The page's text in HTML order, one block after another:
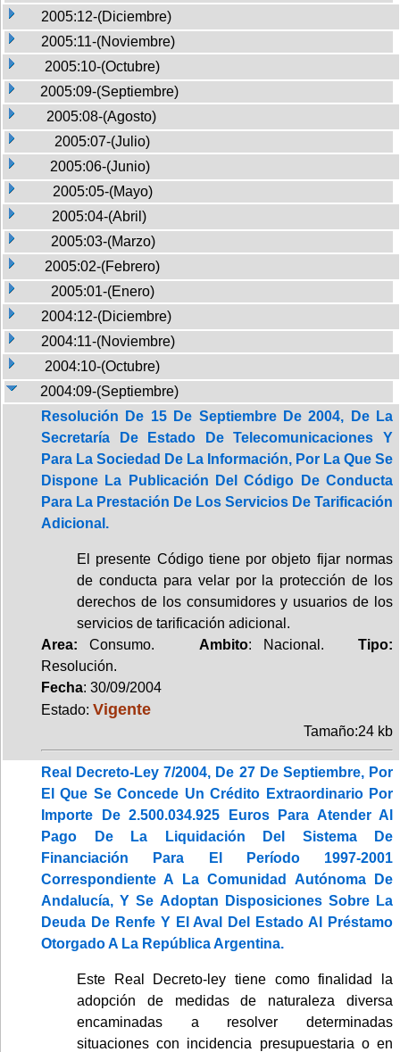
2005:12-(Diciembre)
2005:11-(Noviembre)
2005:10-(Octubre)
2005:09-(Septiembre)
2005:08-(Agosto)
2005:07-(Julio)
2005:06-(Junio)
2005:05-(Mayo)
2005:04-(Abril)
2005:03-(Marzo)
2005:02-(Febrero)
2005:01-(Enero)
2004:12-(Diciembre)
2004:11-(Noviembre)
2004:10-(Octubre)
2004:09-(Septiembre)
Resolución De 15 De Septiembre De 2004, De La
Secretaría De Estado De Telecomunicaciones Y
Para La Sociedad De La Información, Por La Que Se
Dispone La Publicación Del Código De Conducta
Para La Prestación De Los Servicios De Tarificación
Adicional.
El presente Código tiene por objeto fijar normas
de conducta para velar por la protección de los
derechos de los consumidores y usuarios de los
servicios de tarificación adicional.
Area: Consumo. Ambito: Nacional.Tipo:
Resolución.
Fecha: 30/09/2004
Estado: Vigente
Tamaño:24 kb
Real Decreto-Ley 7/2004, De 27 De Septiembre, Por
El Que Se Concede Un Crédito Extraordinario Por
Importe De 2.500.034.925 Euros Para Atender Al
Pago De La Liquidación Del Sistema De
Financiación Para El Período 1997-2001
Correspondiente A La Comunidad Autónoma De
Andalucía, Y Se Adoptan Disposiciones Sobre La
Deuda De Renfe Y El Aval Del Estado Al Préstamo
Otorgado A La República Argentina.
Este Real Decreto-ley tiene como finalidad la
adopción de medidas de naturaleza diversa
encaminadas a resolver determinadas
situaciones con incidencia presupuestaria o en